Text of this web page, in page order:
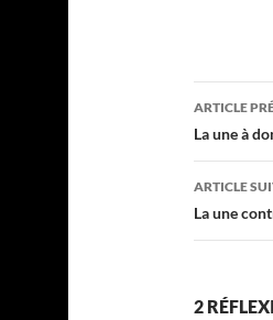
des
ARTICLE
La une à
ARTICLE
La une
2